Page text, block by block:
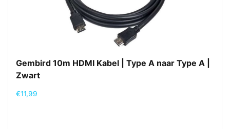
Gembird 10m HDMI Kabel | Type A naar Type A |
Zwart
€11,99